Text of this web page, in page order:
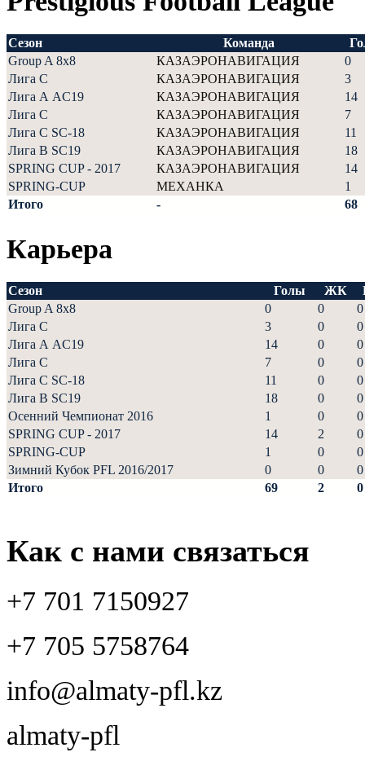
Сезон Команда
Group A 8x8
КАЗАЭРОНАВИГАЦИЯ
0
Лига С
КАЗАЭРОНАВИГАЦИЯ
3
Лига А AC19
КАЗАЭРОНАВИГАЦИЯ
14
Лига С
КАЗАЭРОНАВИГАЦИЯ
7
Лига С SC-18
КАЗАЭРОНАВИГАЦИЯ
11
Лига В SC19
КАЗАЭРОНАВИГАЦИЯ
18
SPRING CUP - 2017
КАЗАЭРОНАВИГАЦИЯ
14
SPRING-CUP
МЕХАНКА
1
Итого
- 68
Карьера
Сезон Голы ЖК
Group A 8x8
0 0
0
Лига С
3 0
0
Лига А AC19
14 0
0
Лига С
7 0
0
Лига С SC-18
11 0
0
Лига В SC19
18 0
0
Осенний Чемпионат 2016
1 0
0
SPRING CUP - 2017
14 2
0
SPRING-CUP
1 0
0
Зимний Кубок PFL 2016/2017
0 0
0
Итого
69 2 0
Как с нами связаться
+7 701 7150927
+7 705 5758764
info@almaty-pfl.kz
almaty-pfl